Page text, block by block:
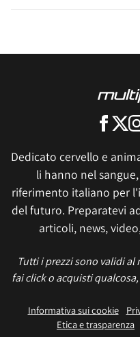
Dedicato cervello e
li hanno nel
riferimento italiano per
del futuro. Preparatevi
articoli, news,
Tutti i prezzi sono validi
fai click o acquisti
Informativa sui cookie
Etica e trasparenza